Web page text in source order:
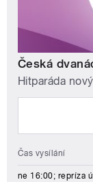
Česká
Hitparáda
Čas vysílání
ne 16:00; repríza